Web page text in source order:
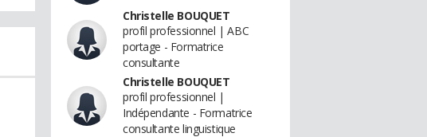
Christelle BOUQUET
profil professionnel | ABC
portage - Formatrice
consultante
Christelle BOUQUET
profil professionnel |
Indépendante - Formatrice
consultante linguistique